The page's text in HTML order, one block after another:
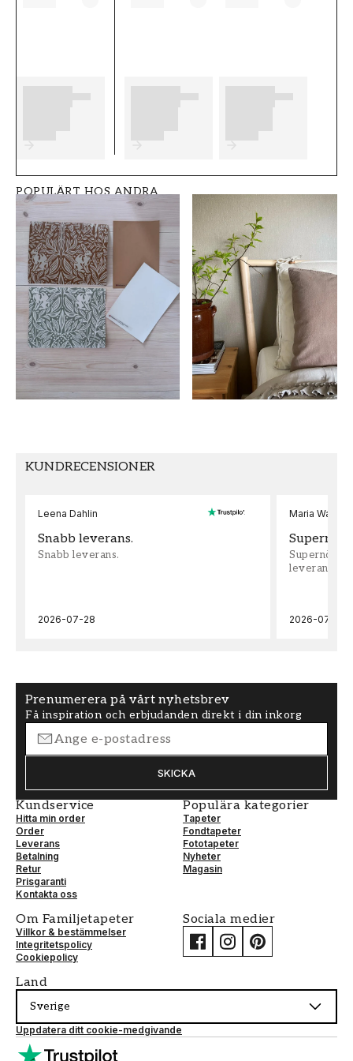
VARUMÄRKE
Grandeco Klassisk
BREDD (m)
0,53
HÖJD (m)
10,05
MÖNSTER
Rutig
KOLLEKTION
Shaped spaces
FÄRG
Brun
TAPETTYP
Non-Woven
POPULÄRT HOS ANDRA
KUNDRECENSIONER
Leena Dahlin
Snabb leverans.
Snabb leverans.
2026-07-28
Maria
leveran,
2026-07-22
Prenumerera på vårt nyhetsbrev
Få inspiration och erbjudanden direkt i din inkorg
SKICKA
Kundservice
Hitta min order
Order
Leverans
Betalning
Retur
Prisgaranti
Kontakta oss
Populära kategorier
Tapeter
Fondtapeter
Fototapeter
Nyheter
Magasin
Om Familjetapeter
Villkor & bestämmelser
Integritetspolicy
Cookiepolicy
Sociala medier
Land
Sverige
Uppdatera ditt cookie-medgivande